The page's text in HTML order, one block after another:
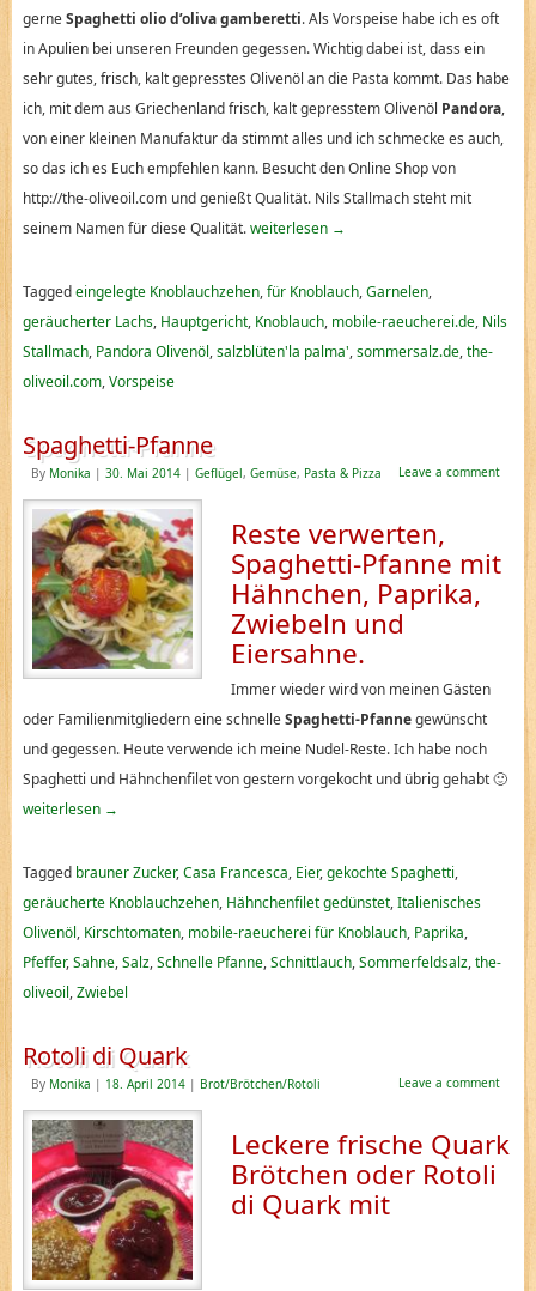
gerneSpaghetti olio d’oliva gamberetti. Als Vorspeise habe ich es oft
in Apulien bei unseren Freunden gegessen. Wichtig dabei ist, dass ein
sehr gutes, frisch, kalt gepresstes Olivenöl an die Pasta kommt. Das habe
ich, mit dem aus Griechenland frisch, kalt gepresstem Olivenöl Pandora,
von einer kleinen Manufaktur da stimmt alles und ich schmecke es auch,
so das ich es Euch empfehlen kann. Besucht den Online Shop von
http://the-oliveoil.com und genießt Qualität. Nils Stallmach steht mit
seinem Namen für diese Qualität.weiterlesen →
Taggedeingelegte Knoblauchzehen,für Knoblauch,Garnelen,
geräucherter Lachs, Hauptgericht, Knoblauch, mobile-raeucherei.de, Nils
Stallmach, Pandora Olivenöl,salzblüten'la palma',sommersalz.de,the-
oliveoil.com,Vorspeise
Spaghetti-Pfanne
By Monika | 30. Mai 2014 | Geflügel, Gemüse, Pasta & Pizza Leave a comment
Reste verwerten,
Spaghetti-Pfanne mit
Hähnchen, Paprika,
Zwiebeln und
Eiersahne.
Immer wieder wird von meinen Gästen
oder Familienmitgliedern eine schnelleSpaghetti-Pfannegewünscht
und gegessen. Heute verwende ich meine Nudel-Reste. Ich habe noch
Spaghetti und Hähnchenfilet von gestern vorgekocht und übrig gehabt 🙂
weiterlesen →
Tagged brauner Zucker,Casa Francesca, Eier,gekochte Spaghetti,
geräucherte Knoblauchzehen, Hähnchenfilet gedünstet,Italienisches
Olivenöl, Kirschtomaten, mobile-raeucherei für Knoblauch, Paprika,
Pfeffer,Sahne,Salz,Schnelle Pfanne,Schnittlauch,Sommerfeldsalz,the-
oliveoil,Zwiebel
Rotoli di Quark
By Monika | 18. April 2014 | Brot/Brötchen/Rotoli Leave a comment
Leckere frische Quark
Brötchen oder Rotoli
di Quark mit